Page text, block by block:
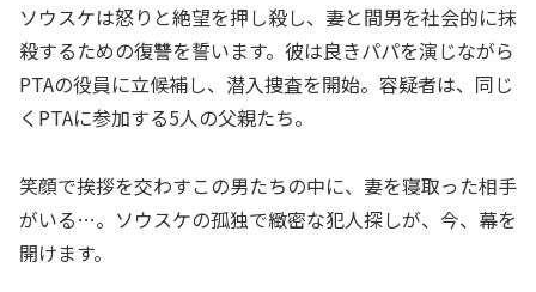
ソウスケは怒りと絶望を押し殺し、妻と間男を社会的に抹
殺するための復讐を誓います。彼は良きパパを演じながら
PTAの役員に立候補し、潜入捜査を開始。容疑者は、同じ
くPTAに参加する5人の父親たち。
笑顔で挨拶を交わすこの男たちの中に、妻を寝取った相手
がいる…。ソウスケの孤独で緻密な犯人探しが、今、幕を
開けます。